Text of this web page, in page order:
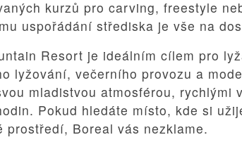
kurzů pro carving, freestyle
uspořádání střediska je vše na
Resort je ideálním cílem pro
lyžování, večerního provozu a
mladistvou atmosférou, rychlými
Pokud hledáte místo, kde si
prostředí, Boreal vás nezklame.